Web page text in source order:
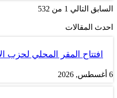
السابق التالي 1 من 532
احدث المقالات
افتتاح المقر المحلي لحزب
6 أغسطس, 2026